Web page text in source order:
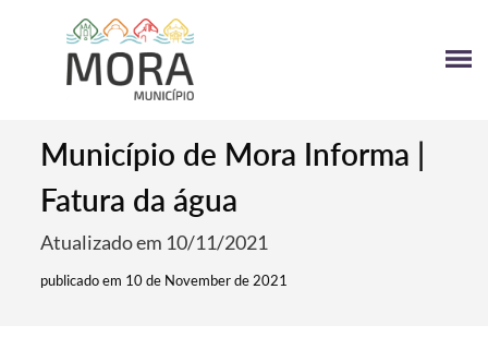
Município de Mora Informa |
Fatura da água
Atualizado em 10/11/2021
publicado em 10 de November de 2021